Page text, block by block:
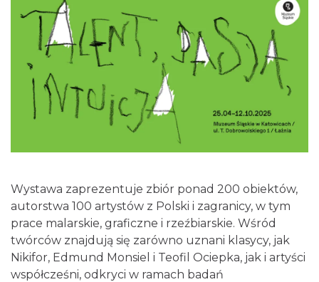
Henryk Miśkiewicz – 75 lat Mistrza i Goście
Katowice
2026-10-18
0.35 km
Poland Bachaturo Festiwal
Katowice
2026-08-14
0.50 km
Wystawa zaprezentuje zbiór ponad 200 obiektów,
autorstwa 100 artystów z Polski i zagranicy, w tym
prace malarskie, graficzne i rzeźbiarskie. Wśród
twórców znajdują się zarówno uznani klasycy, jak
Nikifor, Edmund Monsiel i Teofil Ociepka, jak i artyści
współcześni, odkryci w ramach badań